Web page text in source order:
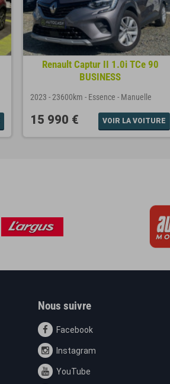
Renault Captur II 1.0i TCe 90
BUSINESS
2023 -23600km - Essence - Manuelle
15 990 € VOIR LA VOITURE
Nous suivre
Facebook
Instagram
YouTube